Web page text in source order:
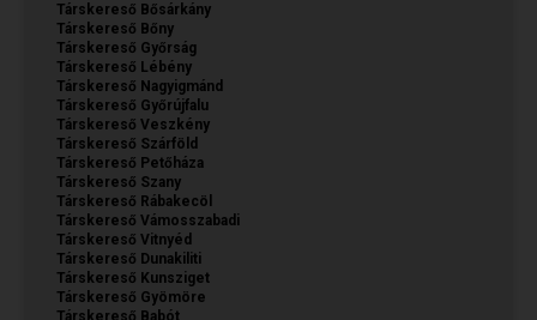
Társkereső Bősárkány
Társkereső Bőny
Társkereső Győrság
Társkereső Lébény
Társkereső Nagyigmánd
Társkereső Győrújfalu
Társkereső Veszkény
Társkereső Szárföld
Társkereső Petőháza
Társkereső Szany
Társkereső Rábakecöl
Társkereső Vámosszabadi
Társkereső Vitnyéd
Társkereső Dunakiliti
Társkereső Kunsziget
Társkereső Gyömöre
Társkereső Babót